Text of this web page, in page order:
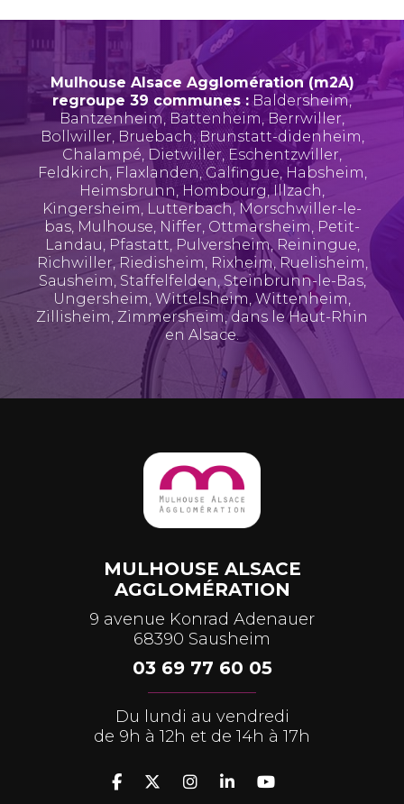
Mulhouse Alsace Agglomération (m2A)
regroupe 39 communes : Baldersheim,
Bantzenheim, Battenheim, Berrwiller,
Bollwiller, Bruebach,Brunstatt-didenheim,
Chalampé, Dietwiller, Eschentzwiller,
Feldkirch, Flaxlanden,Galfingue, Habsheim,
Heimsbrunn, Hombourg,Illzach,
Kingersheim, Lutterbach, Morschwiller-le-
bas, Mulhouse, Niffer, Ottmarsheim, Petit-
Landau, Pfastatt, Pulversheim, Reiningue,
Richwiller, Riedisheim, Rixheim,Ruelisheim,
Sausheim, Staffelfelden, Steinbrunn-le-Bas,
Ungersheim, Wittelsheim,Wittenheim,
Zillisheim, Zimmersheim, dans le Haut-Rhin
en Alsace.
MULHOUSE ALSACE
AGGLOMÉRATION
9 avenue Konrad Adenauer
68390 Sausheim
03 69 77 60 05
Du lundi au vendredi
de 9h à 12h et de 14h à 17h